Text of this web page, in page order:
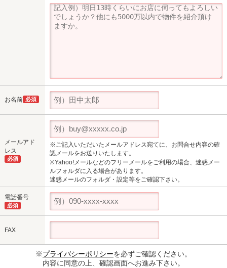
お名前 必須
メールアド
レス
必須
※ご記入いただいたメールアドレス宛てに、お問合せ内容の確
認メールをお送りいたします。
※Yahoo!メールなどのフリーメールをご利用の場合、迷惑メー
ルフォルダに入る場合があります。
迷惑メールのフォルダ・設定等をご確認下さい。
電話番号
必須
FAX
※プライバシーポリシーを必ずご確認ください。
内容に同意の上、確認画面へお進み下さい。